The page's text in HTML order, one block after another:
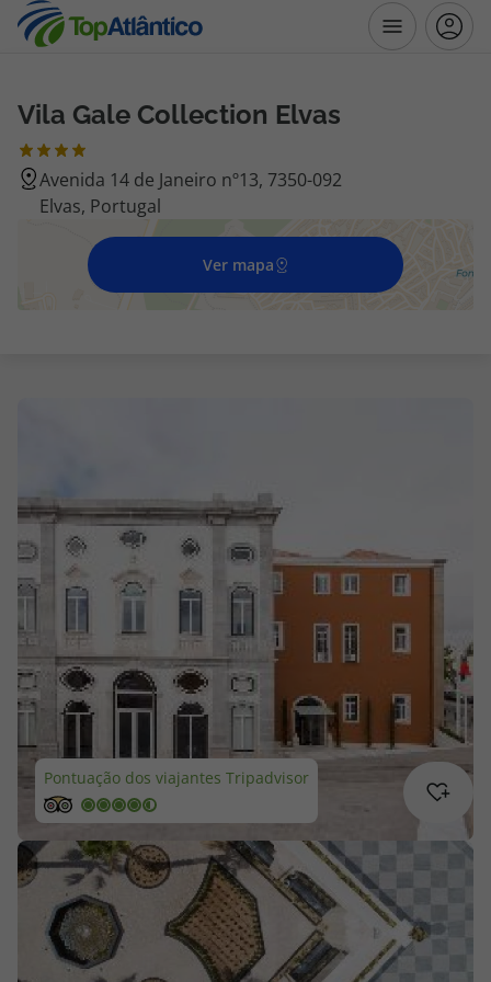
Destinos
Voos
Voos + Hotel
Cruzeiros
Promoções
Especialistas
Cheque Viagem
Rede de Lojas
Blog TopViagens
Área de Cliente
Vila Gale Collection Elvas
Avenida 14 de Janeiro nº13, 7350-092
Elvas, Portugal
Ver mapa
Pontuação dos viajantes Tripadvisor